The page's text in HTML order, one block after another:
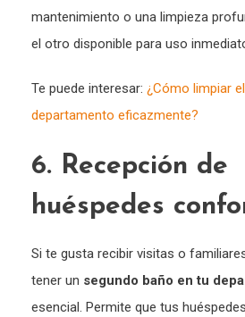
mantenimiento o una limpieza
el otro disponible para uso
Te puede interesar: ¿Cómo limpiar
departamento eficazmente?
6. Recepción de
huéspedes
Si te gusta recibir visitas o
tener un segundo baño en tu
esencial. Permite que tus